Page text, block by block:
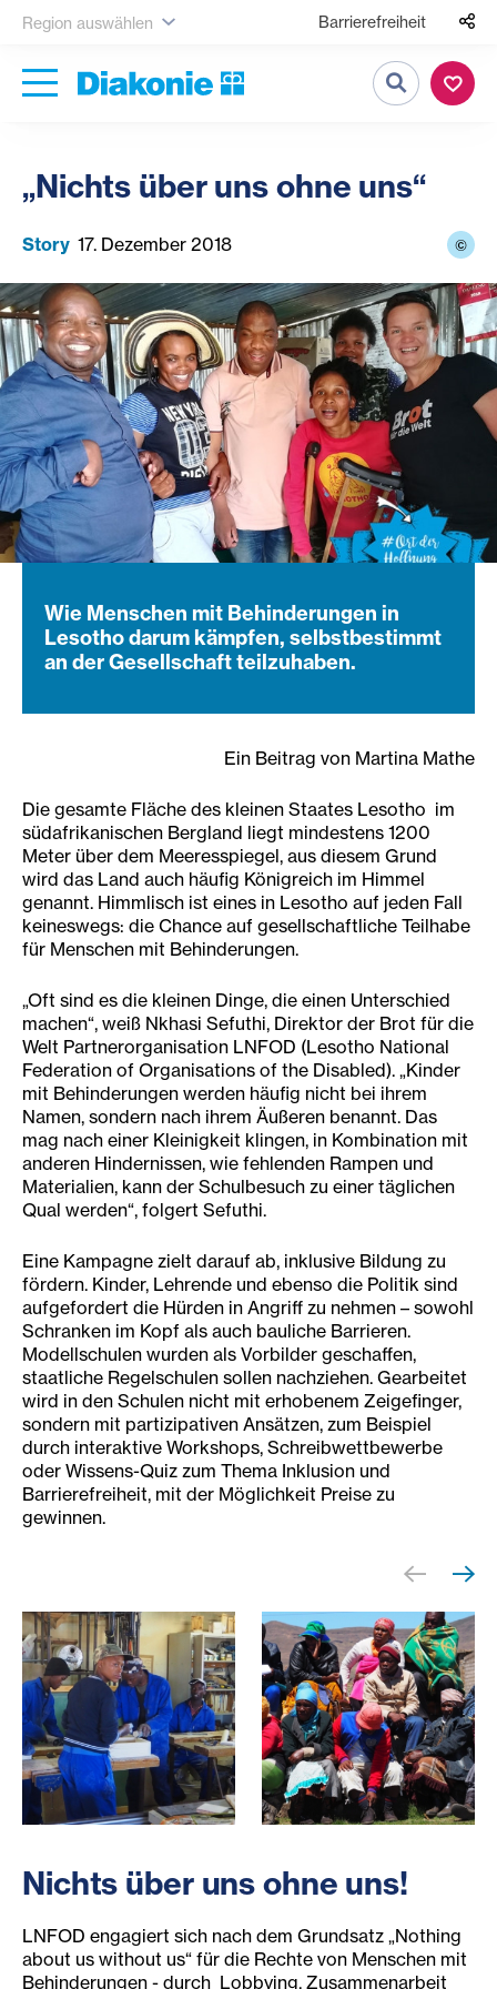
Region auswählen Barrierefreiheit
Suche
„Nichts über uns ohne uns“
Story 17. Dezember 2018 ©
Wie Menschen mit Behinderungen in
Lesotho darum kämpfen, selbstbestimmt
an der Gesellschaft teilzuhaben.
Ein Beitrag von Martina Mathe
Die gesamte Fläche des kleinen Staates Lesotho im
südafrikanischen Bergland liegt mindestens 1200
Meter über dem Meeresspiegel, aus diesem Grund
wird das Land auch häufig Königreich im Himmel
genannt. Himmlisch ist eines in Lesotho auf jeden Fall
keineswegs: die Chance auf gesellschaftliche Teilhabe
für Menschen mit Behinderungen.
„Oft sind es die kleinen Dinge, die einen Unterschied
machen“, weiß Nkhasi Sefuthi, Direktor der Brot für die
Welt Partnerorganisation LNFOD (Lesotho National
Federation of Organisations of the Disabled). „Kinder
mit Behinderungen werden häufig nicht bei ihrem
Namen, sondern nach ihrem Äußeren benannt. Das
mag nach einer Kleinigkeit klingen, in Kombination mit
anderen Hindernissen, wie fehlenden Rampen und
Materialien, kann der Schulbesuch zu einer täglichen
Qual werden“, folgert Sefuthi.
Eine Kampagne zielt darauf ab, inklusive Bildung zu
fördern. Kinder, Lehrende und ebenso die Politik sind
aufgefordert die Hürden in Angriff zu nehmen – sowohl
Schranken im Kopf als auch bauliche Barrieren.
Modellschulen wurden als Vorbilder geschaffen,
staatliche Regelschulen sollen nachziehen. Gearbeitet
wird in den Schulen nicht mit erhobenem Zeigefinger,
sondern mit partizipativen Ansätzen, zum Beispiel
durch interaktive Workshops, Schreibwettbewerbe
oder Wissens-Quiz zum Thema Inklusion und
Barrierefreiheit, mit der Möglichkeit Preise zu
gewinnen.
Nichts über uns ohne uns!
LNFOD engagiert sich nach dem Grundsatz „Nothing
about us without us“ für die Rechte von Menschen mit
Behinderungen - durch Lobbying, Zusammenarbeit